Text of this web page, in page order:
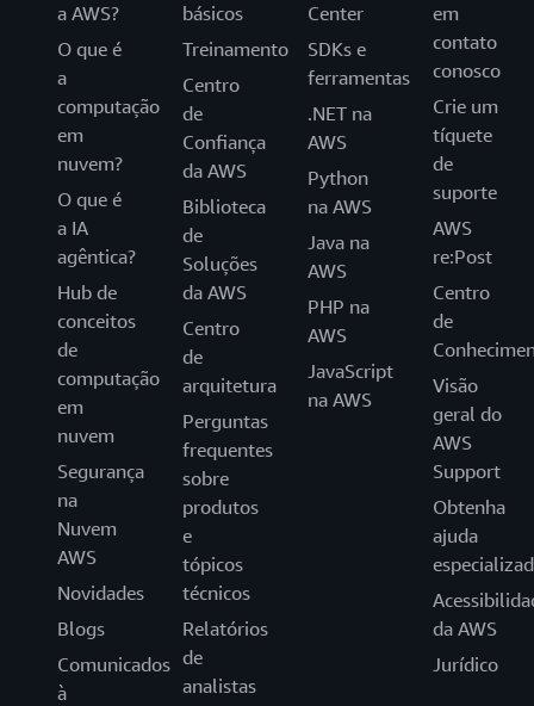
a AWS?
O que é
a
computação
em
nuvem?
O que é
a IA
agêntica?
Hub de
conceitos
de
computação
em
nuvem
Segurança
na
Nuvem
AWS
Novidades
Blogs
Comunicados
à
básicos
Treinamento
Centro
de
Confiança
da AWS
Biblioteca
de
Soluções
da AWS
Centro
de
arquitetura
Perguntas
frequentes
sobre
produtos
e
tópicos
técnicos
Relatórios
de
analistas
Center
SDKs e
ferramentas
.NET na
AWS
Python
na AWS
Java na
AWS
PHP na
AWS
JavaScript
na AWS
em
contato
conosco
Crie um
tíquete
de
suporte
AWS
re:Post
Centro
de
Visão
geral do
AWS
Support
Obtenha
ajuda
da AWS
Jurídico